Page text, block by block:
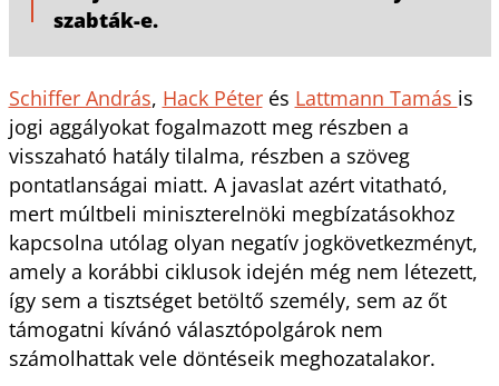
szabták-e.
Schiffer András, Hack Péterés Lattmann Tamás is
jogi aggályokat fogalmazott meg részben a
visszaható hatály tilalma, részben a szöveg
pontatlanságai miatt. A javaslat azért vitatható,
mert múltbeli miniszterelnöki megbízatásokhoz
kapcsolna utólag olyan negatív jogkövetkezményt,
amely a korábbi ciklusok idején még nem létezett,
így sem a tisztséget betöltő személy, sem az őt
támogatni kívánó választópolgárok nem
számolhattak vele döntéseik meghozatalakor.